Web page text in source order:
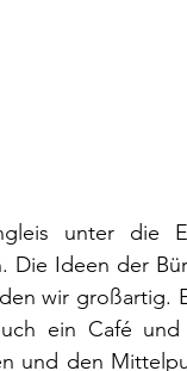
unter die
Die Ideen der
wir großartig.
ein Café und
und den